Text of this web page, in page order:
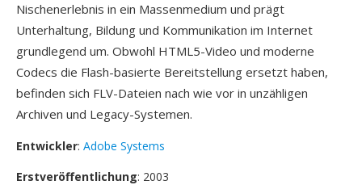
Nischenerlebnis in ein Massenmedium und prägt
Unterhaltung, Bildung und Kommunikation im Internet
grundlegend um. Obwohl HTML5-Video und moderne
Codecs die Flash-basierte Bereitstellung ersetzt haben,
befinden sich FLV-Dateien nach wie vor in unzähligen
Archiven und Legacy-Systemen.
Entwickler: Adobe Systems
Erstveröffentlichung: 2003